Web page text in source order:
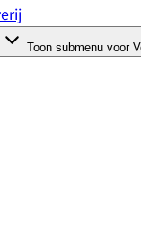
Toon submenu voor